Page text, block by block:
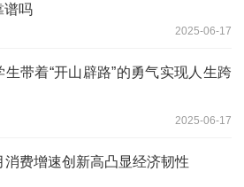
谱吗
2025-06-17
生带着“开山辟路”的勇气实现人生跨
2025-06-17
消费增速创新高凸显经济韧性